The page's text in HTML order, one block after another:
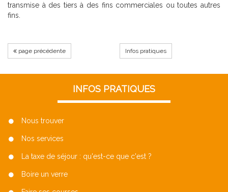
transmise à des tiers à des fins commerciales ou toutes autres
fins.
page précédente Infos pratiques
INFOS PRATIQUES
Nous trouver
Nos services
La taxe de séjour : qu'est-ce que c'est ?
Boire un verre